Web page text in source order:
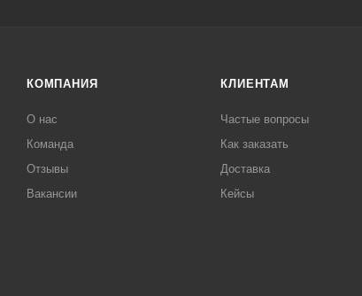
КОМПАНИЯ
О нас
Команда
Отзывы
Вакансии
КЛИЕНТАМ
Частые вопросы
Как заказать
Доставка
Кейсы